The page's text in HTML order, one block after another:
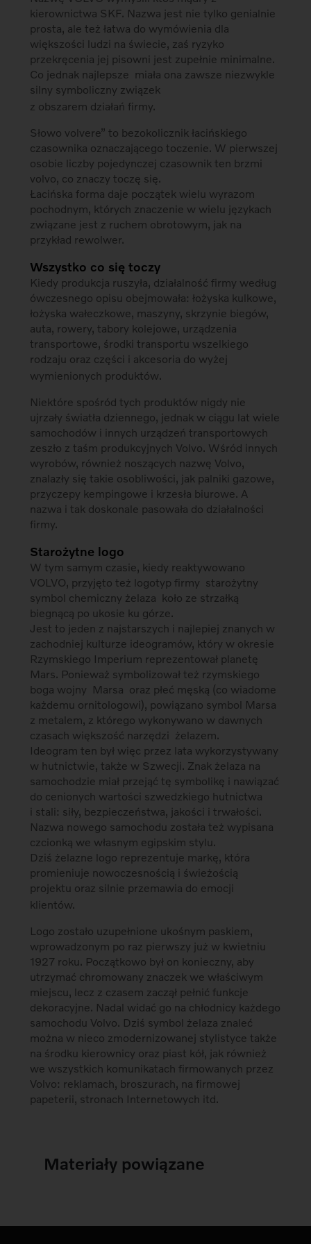
kierownictwa SKF. Nazwa jest nie tylko genialnie
prosta, ale też łatwa do wymówienia dla
większości ludzi na świecie, zaś ryzyko
przekręcenia jej pisowni jest zupełnie minimalne.
Co jednak najlepsze  miała ona zawsze niezwykle
silny symboliczny związek
z obszarem działań firmy.
Słowo volvere” to bezokolicznik łacińskiego
czasownika oznaczającego toczenie. W pierwszej
osobie liczby pojedynczej czasownik ten brzmi
volvo, co znaczy toczę się.
Łacińska forma daje początek wielu wyrazom
pochodnym, których znaczenie w wielu językach
związane jest z ruchem obrotowym, jak na
przykład rewolwer.
Wszystko co się toczy
Kiedy produkcja ruszyła, działalność firmy według
ówczesnego opisu obejmowała: łożyska kulkowe,
łożyska wałeczkowe, maszyny, skrzynie biegów,
auta, rowery, tabory kolejowe, urządzenia
transportowe, środki transportu wszelkiego
rodzaju oraz części i akcesoria do wyżej
wymienionych produktów.
Niektóre spośród tych produktów nigdy nie
ujrzały światła dziennego, jednak w ciągu lat wiele
samochodów i innych urządzeń transportowych
zeszło z taśm produkcyjnych Volvo. Wśród innych
wyrobów, również noszących nazwę Volvo,
znalazły się takie osobliwości, jak palniki gazowe,
przyczepy kempingowe i krzesła biurowe. A
nazwa i tak doskonale pasowała do działalności
firmy.
Starożytne logo
W tym samym czasie, kiedy reaktywowano
VOLVO, przyjęto też logotyp firmy  starożytny
symbol chemiczny żelaza  koło ze strzałką
biegnącą po ukosie ku górze.
Jest to jeden z najstarszych i najlepiej znanych w
zachodniej kulturze ideogramów, który w okresie
Rzymskiego Imperium reprezentował planetę
Mars. Ponieważ symbolizował też rzymskiego
boga wojny  Marsa  oraz płeć męską (co wiadome
każdemu ornitologowi), powiązano symbol Marsa
z metalem, z którego wykonywano w dawnych
czasach większość narzędzi  żelazem.
Ideogram ten był więc przez lata wykorzystywany
w hutnictwie, także w Szwecji. Znak żelaza na
samochodzie miał przejąć tę symbolikę i nawiązać
do cenionych wartości szwedzkiego hutnictwa
i stali: siły, bezpieczeństwa, jakości i trwałości.
Nazwa nowego samochodu została też wypisana
czcionką we własnym egipskim stylu.
Dziś żelazne logo reprezentuje markę, która
promieniuje nowoczesnością i świeżością
projektu oraz silnie przemawia do emocji
klientów.
Logo zostało uzupełnione ukośnym paskiem,
wprowadzonym po raz pierwszy już w kwietniu
1927 roku. Początkowo był on konieczny, aby
utrzymać chromowany znaczek we właściwym
miejscu, lecz z czasem zaczął pełnić funkcje
dekoracyjne. Nadal widać go na chłodnicy każdego
samochodu Volvo. Dziś symbol żelaza znaleć
można w nieco zmodernizowanej stylistyce także
na środku kierownicy oraz piast kół, jak również
we wszystkich komunikatach firmowanych przez
Volvo: reklamach, broszurach, na firmowej
papeterii, stronach Internetowych itd.
Materiały powiązane